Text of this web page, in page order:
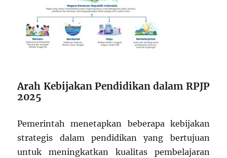
Arah Kebijakan Pendidikan dalam RPJP
2025
Pemerintah menetapkan beberapa kebijakan
strategis dalam pendidikan yang bertujuan
untuk meningkatkan kualitas pembelajaran